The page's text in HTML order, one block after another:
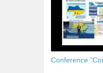
Conference